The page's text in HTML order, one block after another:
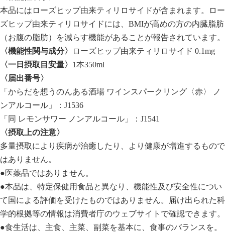
本品にはローズヒップ由来ティリロサイドが含まれます。ロー
ズヒップ由来ティリロサイドには、BMIが高めの方の内臓脂肪
（お腹の脂肪）を減らす機能があることが報告されています。
〈機能性関与成分〉
ローズヒップ由来ティリロサイド 0.1mg
〈一日摂取目安量〉 1本350ml
〈届出番号〉
「からだを想うのんある酒場 ワインスパークリング〈赤〉 ノ
ンアルコール」：J1536
「同 レモンサワー ノンアルコール」：J1541
〈摂取上の注意〉
多量摂取により疾病が治癒したり、より健康が増進するもので
はありません。
●医薬品ではありません。
●本品は、特定保健用食品と異なり、機能性及び安全性につい
て国による評価を受けたものではありません。届け出られた科
学的根拠等の情報は消費者庁のウェブサイトで確認できます。
●食生活は、主食、主菜、副菜を基本に、食事のバランスを。